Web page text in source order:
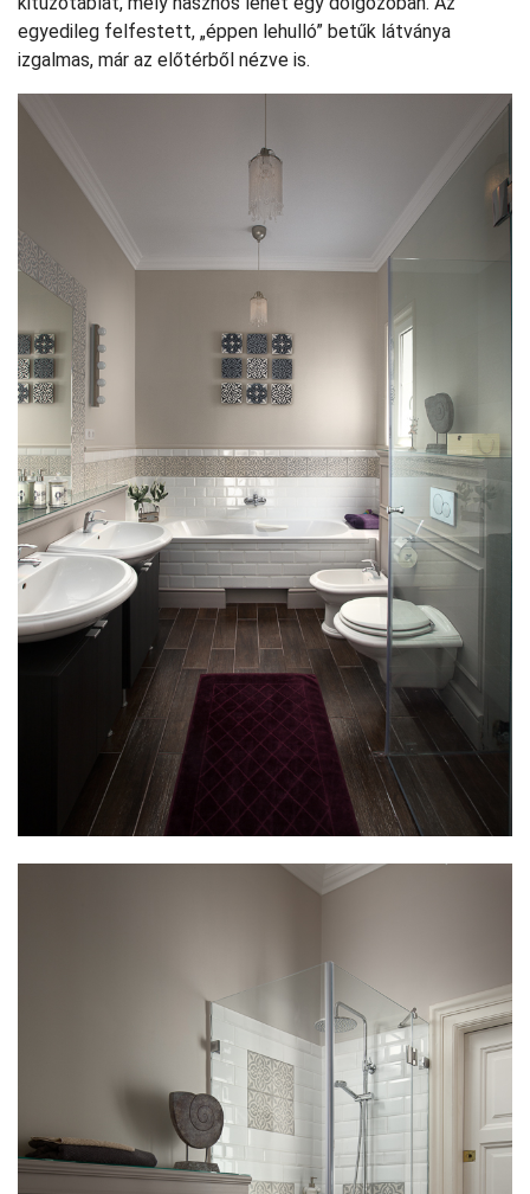
egyedileg felfestett, „éppen lehulló” betűk látványa
izgalmas, már az előtérből nézve is.